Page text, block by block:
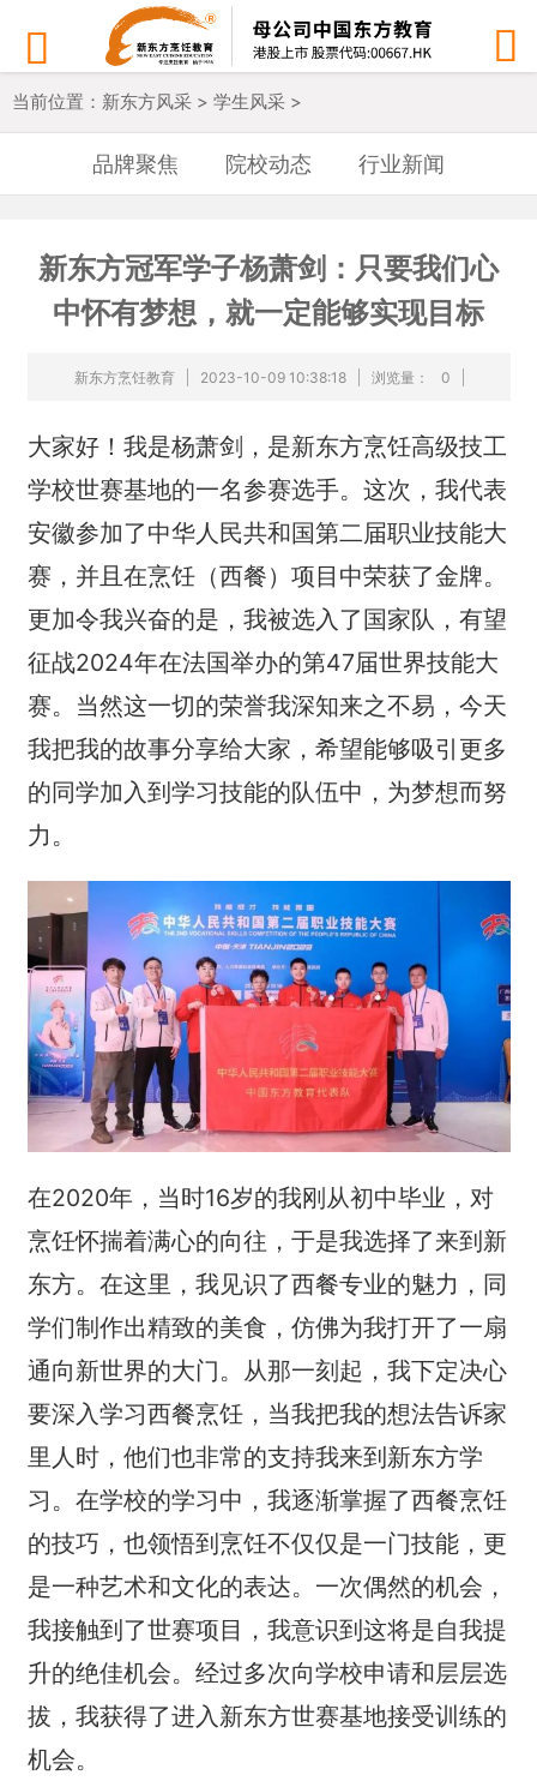
 
当前位置： 新东方风采 > 学生风采 >
品牌聚焦 院校动态 行业新闻
新东方冠军学子杨萧剑：只要我们心
中怀有梦想，就一定能够实现目标
新东方烹饪教育 2023-10-09 10:38:18 浏览量： 0
大家好！我是杨萧剑，是新东方烹饪高级技工
学校世赛基地的一名参赛选手。这次，我代表
安徽参加了中华人民共和国第二届职业技能大
赛，并且在烹饪（西餐）项目中荣获了金牌。
更加令我兴奋的是，我被选入了国家队，有望
征战2024年在法国举办的第47届世界技能大
赛。当然这一切的荣誉我深知来之不易，今天
我把我的故事分享给大家，希望能够吸引更多
的同学加入到学习技能的队伍中，为梦想而努
力。
在2020年，当时16岁的我刚从初中毕业，对
烹饪怀揣着满心的向往，于是我选择了来到新
东方。在这里，我见识了西餐专业的魅力，同
学们制作出精致的美食，仿佛为我打开了一扇
通向新世界的大门。从那一刻起，我下定决心
要深入学习西餐烹饪，当我把我的想法告诉家
里人时，他们也非常的支持我来到新东方学
习。在学校的学习中，我逐渐掌握了西餐烹饪
的技巧，也领悟到烹饪不仅仅是一门技能，更
是一种艺术和文化的表达。一次偶然的机会，
我接触到了世赛项目，我意识到这将是自我提
升的绝佳机会。经过多次向学校申请和层层选
拔，我获得了进入新东方世赛基地接受训练的
机会。